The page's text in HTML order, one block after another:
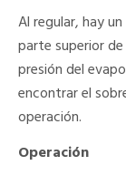
Al regular, hay
parte superior
presión del
encontrar el
operación.
Operación